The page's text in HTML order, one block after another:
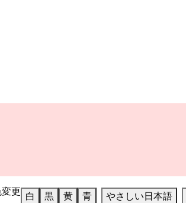
更 白 黒 黄 青 やさしい日本語